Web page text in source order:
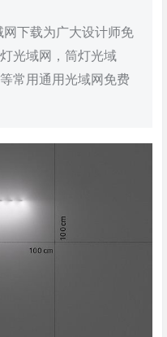
网下载为广大设计师免
光域网，筒灯光域
常用通用光域网免费